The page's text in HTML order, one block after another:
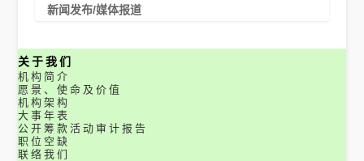
新闻发布/媒体报道
关于我们
机构简介
愿景、使命及价值
机构架构
大事年表
公开筹款活动审计报告
职位空缺
联络我们